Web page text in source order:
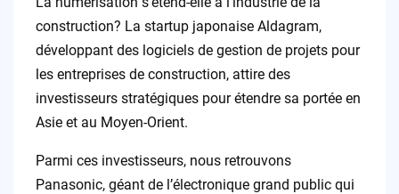
construction? La startup japonaise Aldagram,
développant des logiciels de gestion de projets pour
les entreprises de construction, attire des
investisseurs stratégiques pour étendre sa portée en
Asie et au Moyen-Orient.
Parmi ces investisseurs, nous retrouvons
Panasonic, géant de l’électronique grand public qui